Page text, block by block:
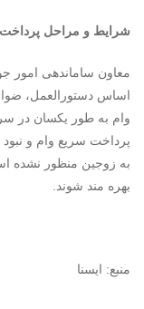
شرایط و مراحل پرداخت وام در سال
معاون ساماندهی امور
اساس دستورالعمل،
وام به طور یکسان در
پرداخت سریع وام و
به زوجین منظور نشده
بهره مند شوند.
منبع: ایسنا